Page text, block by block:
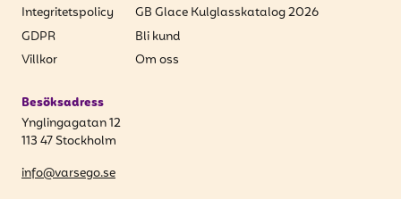
Integritetspolicy
GDPR
Villkor
GB Glace Kulglasskatalog 2026
Bli kund
Om oss
Besöksadress
Ynglingagatan 12
113 47 Stockholm
info@varsego.se